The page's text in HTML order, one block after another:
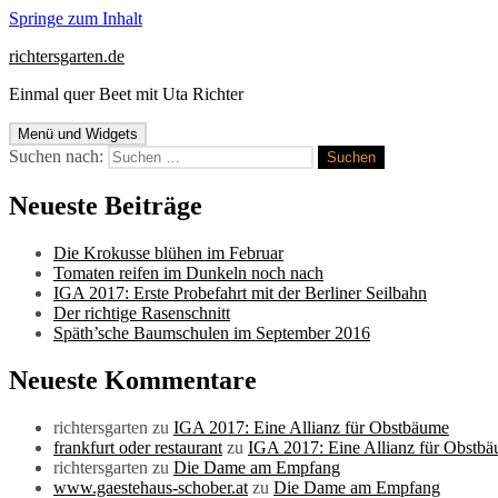
Springe zum Inhalt
richtersgarten.de
Einmal quer Beet mit Uta Richter
Menü und Widgets
Suchen nach:
Neueste Beiträge
Die Krokusse blühen im Februar
Tomaten reifen im Dunkeln noch nach
IGA 2017: Erste Probefahrt mit der Berliner Seilbahn
Der richtige Rasenschnitt
Späth’sche Baumschulen im September 2016
Neueste Kommentare
richtersgarten zu IGA 2017: Eine Allianz für Obstbäume
frankfurt oder restaurant zu IGA 2017: Eine Allianz für
richtersgarten zu Die Dame am Empfang
www.gaestehaus-schober.at zu Die Dame am Empfang